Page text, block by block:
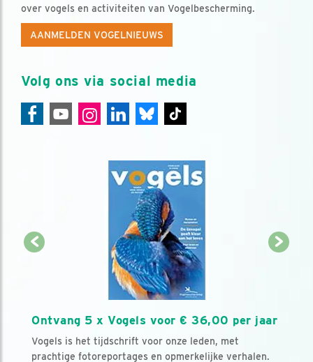
over vogels en activiteiten van Vogelbescherming.
AANMELDEN VOGELNIEUWS
Volg ons via social media
Ontvang 5 x Vogels voor € 36,00 per jaar
Vogels is het tijdschrift voor onze leden, met
prachtige fotoreportages en opmerkelijke verhalen.